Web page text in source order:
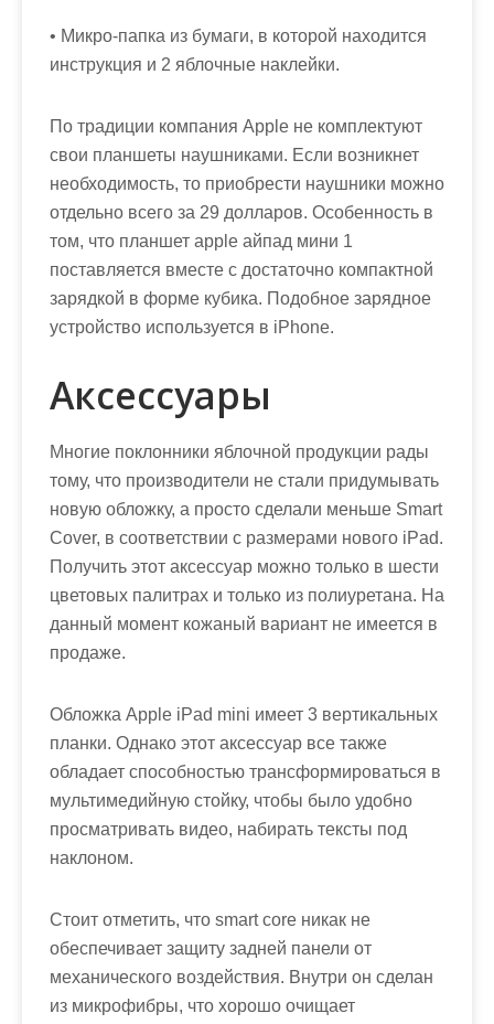
• Микро-папка из бумаги, в которой находится
инструкция и 2 яблочные наклейки.
По традиции компания Apple не комплектуют
свои планшеты наушниками. Если возникнет
необходимость, то приобрести наушники можно
отдельно всего за 29 долларов. Особенность в
том, что планшет apple айпад мини 1
поставляется вместе с достаточно компактной
зарядкой в форме кубика. Подобное зарядное
устройство используется в iPhone.
Аксессуары
Многие поклонники яблочной продукции рады
тому, что производители не стали придумывать
новую обложку, а просто сделали меньше Smart
Cover, в соответствии с размерами нового iPad.
Получить этот аксессуар можно только в шести
цветовых палитрах и только из полиуретана. На
данный момент кожаный вариант не имеется в
продаже.
Обложка Apple iPad mini имеет 3 вертикальных
планки. Однако этот аксессуар все также
обладает способностью трансформироваться в
мультимедийную стойку, чтобы было удобно
просматривать видео, набирать тексты под
наклоном.
Стоит отметить, что smart core никак не
обеспечивает защиту задней панели от
механического воздействия. Внутри он сделан
из микрофибры, что хорошо очищает